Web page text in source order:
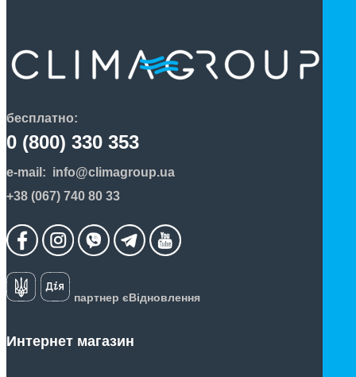
бесплатно:
0 (800) 330 353
e-mail: info@climagroup.ua
+38 (067) 740 80 33
партнер єВідновлення
Интернет магазин